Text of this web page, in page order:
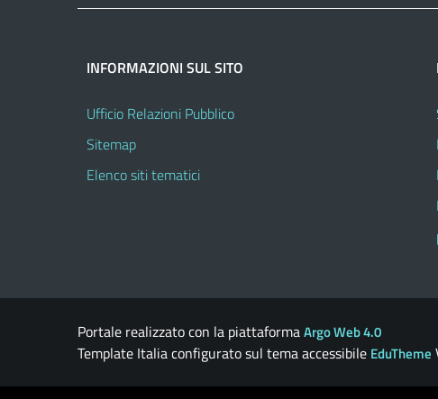
INFORMAZIONI SUL SITO
Ufficio Relazioni Pubblico
Sitemap
Elenco siti tematici
Portale realizzato con la piattaformaArgo Web 4.0
Template Italia configurato sul tema accessibile EduTheme